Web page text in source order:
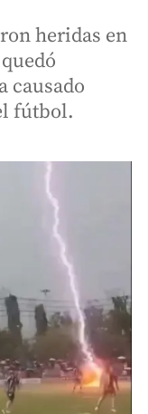
heridas en
causado
fútbol.